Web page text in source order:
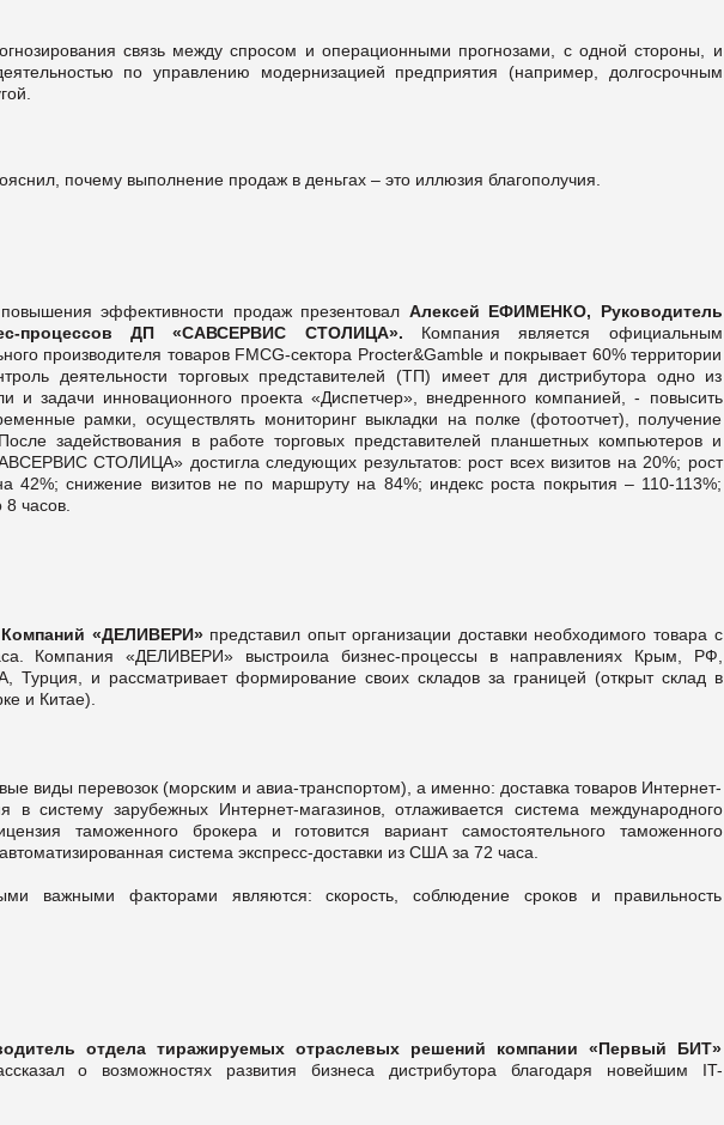
связь между спросом и операционными прогнозами, с одной стороны, и
по управлению модернизацией предприятия (например, долгосрочным
почему выполнение продаж в деньгах – это иллюзия благополучия.
эффективности продаж презентовал Алексей ЕФИМЕНКО, Руководитель
процессов ДП «САВСЕРВИС СТОЛИЦА». Компания является официальным
производителя товаров FMCG-сектора Procter&Gamble и покрывает 60% территории
деятельности торговых представителей (ТП) имеет для дистрибутора одно из
и задачи инновационного проекта «Диспетчер», внедренного компанией, - повысить
рамки, осуществлять мониторинг выкладки на полке (фотоотчет), получение
задействования в работе торговых представителей планшетных компьютеров и
СТОЛИЦА» достигла следующих результатов: рост всех визитов на 20%; рост
42%; снижение визитов не по маршруту на 84%; индекс роста покрытия – 110-113%;
часов.
«ДЕЛИВЕРИ» представил опыт организации доставки необходимого товара с
Компания «ДЕЛИВЕРИ» выстроила бизнес-процессы в направлениях Крым, РФ,
Турция, и рассматривает формирование своих складов за границей (открыт склад в
и Китае).
виды перевозок (морским и авиа-транспортом), а именно: доставка товаров Интернет-
в систему зарубежных Интернет-магазинов, отлаживается система международного
таможенного брокера и готовится вариант самостоятельного таможенного
система экспресс-доставки из США за 72 часа.
важными факторами являются: скорость, соблюдение сроков и правильность
отдела тиражируемых отраслевых решений компании «Первый БИТ»
о возможностях развития бизнеса дистрибутора благодаря новейшим IT-